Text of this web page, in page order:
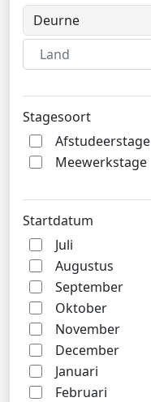
Land
Stagesoort
Afstudeerstage
Meewerkstage
Startdatum
Juli
Augustus
September
Oktober
November
December
Januari
Februari